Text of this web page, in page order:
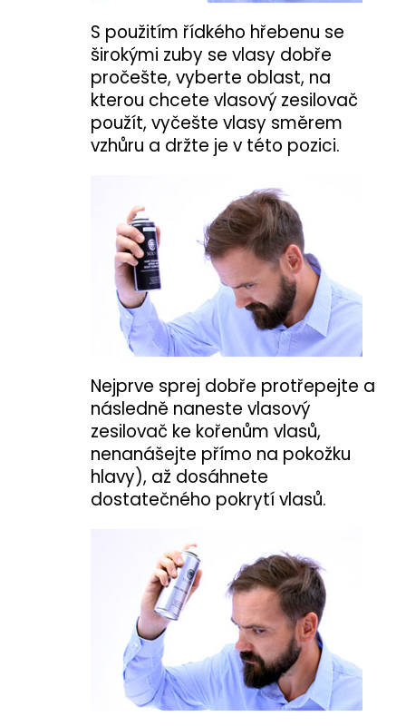
S použitím řídkého hřebenu se
širokými zuby se vlasy dobře
pročešte, vyberte oblast, na
kterou chcete vlasový zesilovač
použít, vyčešte vlasy směrem
vzhůru a držte je v této pozici.
Nejprve sprej dobře protřepejte a
následně naneste vlasový
zesilovač ke kořenům vlasů,
nenanášejte přímo na pokožku
hlavy), až dosáhnete
dostatečného pokrytí vlasů.